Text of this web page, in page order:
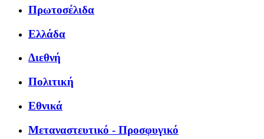
Πρωτοσέλιδα
Ελλάδα
Διεθνή
Πολιτική
Εθνικά
Μεταναστευτικό - Προσφυγικό